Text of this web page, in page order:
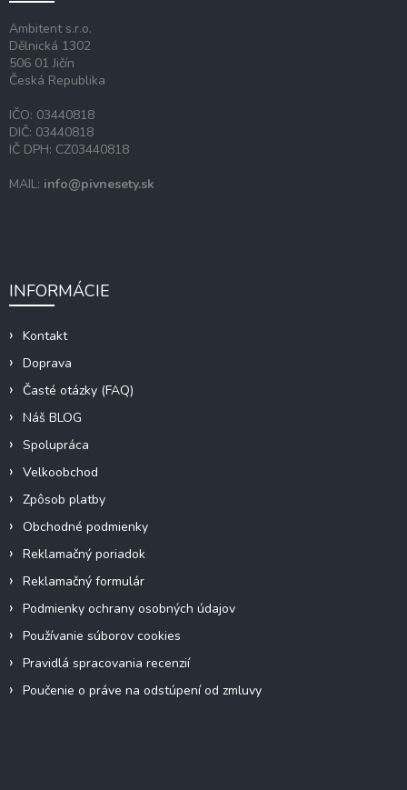
Ambitent s.r.o.
Dělnická 1302
506 01 Jičín
Česká Republika
IČO: 03440818
DIČ: 03440818
IČ DPH: CZ03440818
MAIL: info@pivnesety.sk
INFORMÁCIE
Kontakt
Doprava
Časté otázky (FAQ)
Náš BLOG
Spolupráca
Velkoobchod
Zpôsob platby
Obchodné podmienky
Reklamačný poriadok
Reklamačný formulár
Podmienky ochrany osobných údajov
Používanie súborov cookies
Pravidlá spracovania recenzií
Poučenie o práve na odstúpení od zmluvy